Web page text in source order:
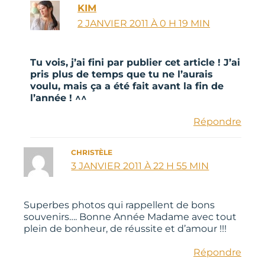
KIM
2 JANVIER 2011 À 0 H 19 MIN
Tu vois, j’ai fini par publier cet article ! J’ai
pris plus de temps que tu ne l’aurais
voulu, mais ça a été fait avant la fin de
l’année ! ^^
Répondre
CHRISTÈLE
3 JANVIER 2011 À 22 H 55 MIN
Superbes photos qui rappellent de bons
souvenirs…. Bonne Année Madame avec tout
plein de bonheur, de réussite et d’amour !!!
Répondre